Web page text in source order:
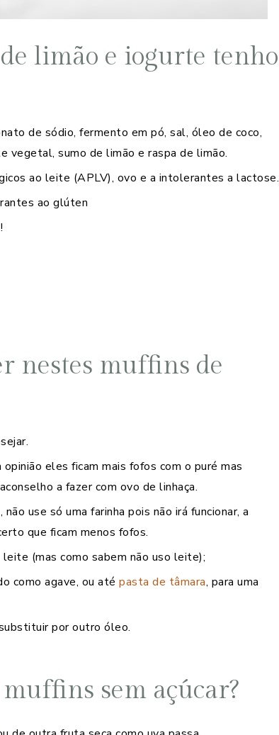
limão e iogurte tenho
de sódio, fermento em pó, sal, óleo de coco,
vegetal, sumo de limão e raspa de limão.
ao leite (APLV), ovo e a intolerantes a lactose.
ao glúten
nestes muffins de
eles ficam mais fofos com o puré mas
a fazer com ovo de linhaça.
use só uma farinha pois não irá funcionar, a
que ficam menos fofos.
(mas como sabem não uso leite);
como agave, ou até pasta de tâmara, para uma
por outro óleo.
muffins sem açúcar?